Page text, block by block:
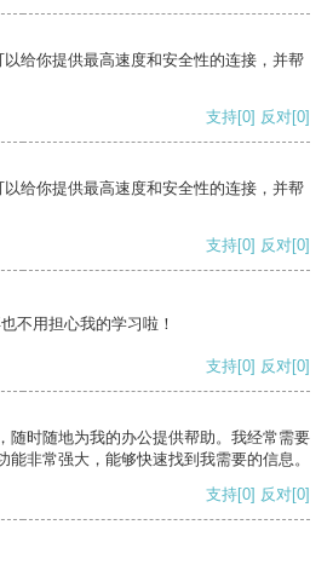
给你提供最高速度和安全性的连接，并帮
支持[0] 反对[0]
给你提供最高速度和安全性的连接，并帮
支持[0] 反对[0]
不用担心我的学习啦！
支持[0] 反对[0]
随时随地为我的办公提供帮助。我经常需要
能非常强大，能够快速找到我需要的信息。
支持[0] 反对[0]